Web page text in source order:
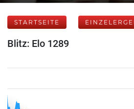
STARTSEITE
Blitz: Elo 1289